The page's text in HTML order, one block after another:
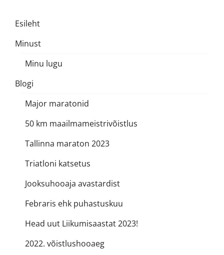
Esileht
Minust
Minu lugu
Blogi
Major maratonid
50 km maailmameistrivõistlus
Tallinna maraton 2023
Triatloni katsetus
Jooksuhooaja avastardist
Febraris ehk puhastuskuu
Head uut Liikumisaastat 2023!
2022. võistlushooaeg